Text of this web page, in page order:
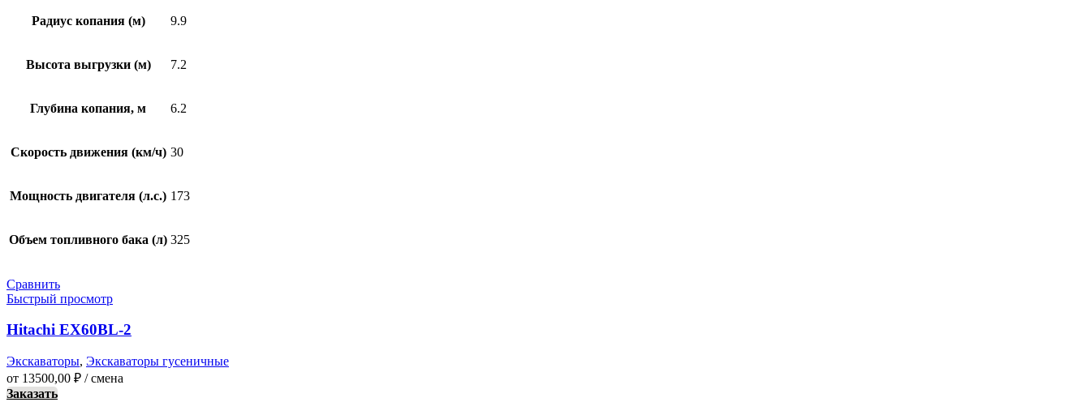
Радиус копания (м) 9.9
Высота выгрузки (м) 7.2
Глубина копания, м 6.2
Скорость движения (км/ч) 30
Мощность двигателя (л.с.) 173
Объем топливного бака (л) 325
Сравнить
Быстрый просмотр
Hitachi EХ60BL-2
Экскаваторы, Экскаваторы гусеничные
от 13500,00 ₽ / смена
Заказать